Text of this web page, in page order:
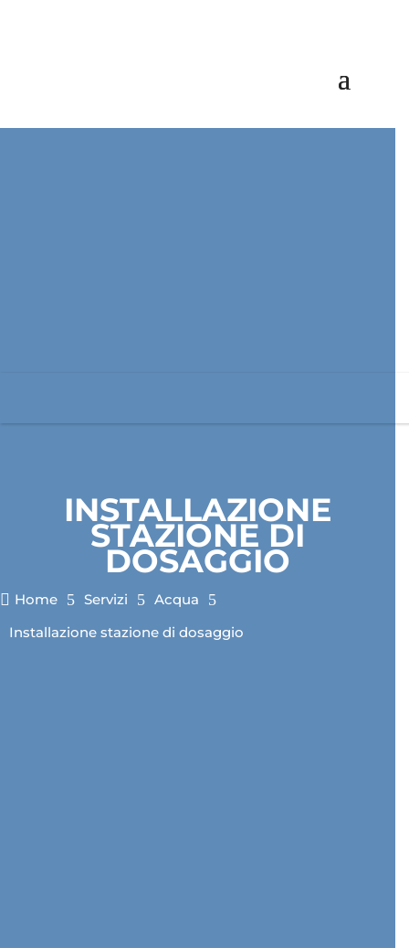
INSTALLAZIONE
STAZIONE DI
DOSAGGIO
 Home 5 Servizi 5 Acqua 5
Installazione stazione di dosaggio